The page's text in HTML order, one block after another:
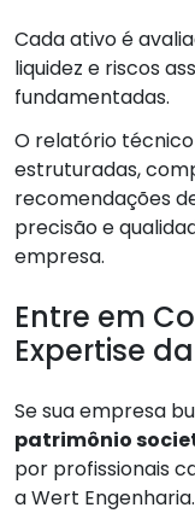
Cada ativo é
liquidez e riscos
fundamentadas.
O relatório
estruturadas,
recomendações
precisão e
empresa.
Entre em
Expertise
Se sua empresa
patrimônio
por profissionais
a Wert Engenharia.